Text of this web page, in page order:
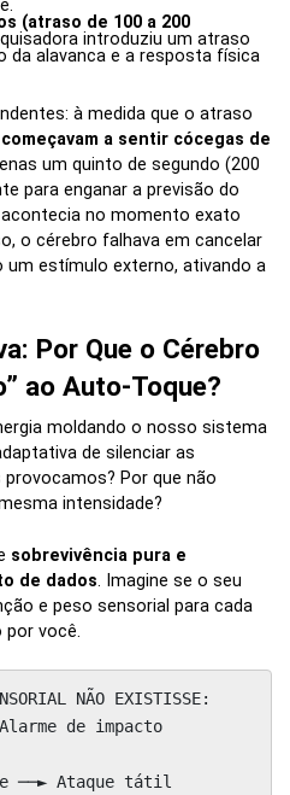
(atraso de 100 a 200
introduziu um atraso
da alavanca e a resposta física
à medida que o atraso
começavam a sentir cócegas de
um quinto de segundo (200
para enganar a previsão do
no momento exato
o cérebro falhava em cancelar
estímulo externo, ativando a
Por Que o Cérebro
ao Auto-Toque?
moldando o nosso sistema
de silenciar as
Por que não
intensidade?
sobrevivência pura e
de dados. Imagine se o seu
e peso sensorial para cada
por você.